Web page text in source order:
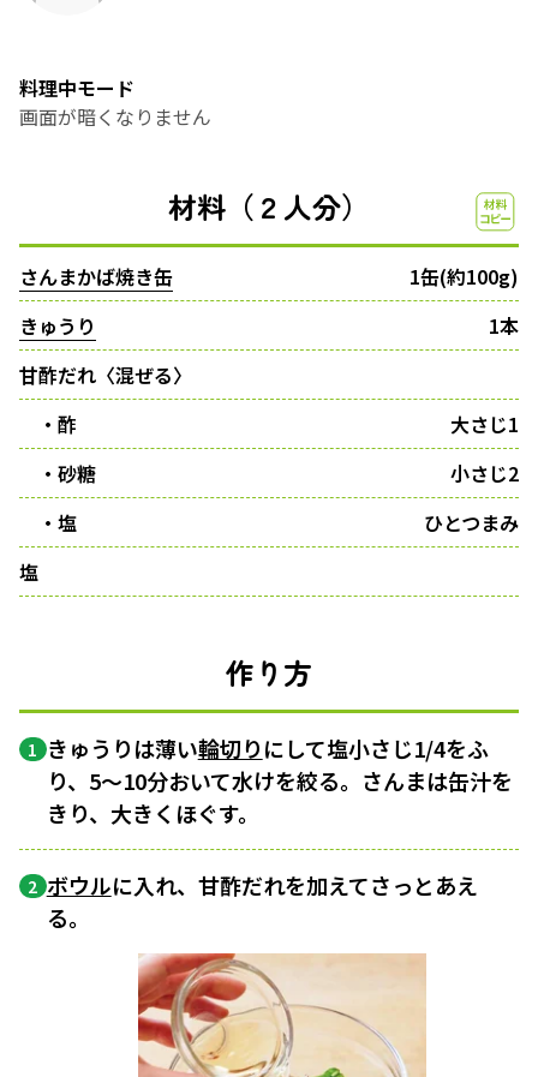
料理中モード
画面が暗くなりません
材料（２人分）
さんまかば焼き缶
1缶(約100g)
きゅうり
1本
甘酢だれ〈混ぜる〉
・酢
大さじ1
・砂糖
小さじ2
・塩
ひとつまみ
塩
作り方
1 きゅうりは薄い輪切りにして塩小さじ1/4をふ
り、5～10分おいて水けを絞る。さんまは缶汁を
きり、大きくほぐす。
2 ボウルに入れ、甘酢だれを加えてさっとあえ
る。